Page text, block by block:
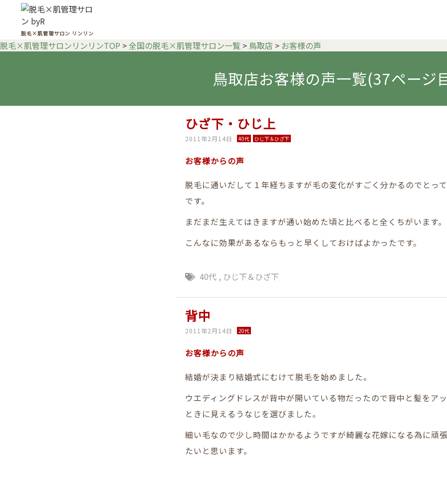
脱毛×肌管理サロン リンリン
脱毛×肌管理サロンリンリンTOP >全国の脱毛×肌管理サロン一覧 > 鳥取店 > お客様の声
鳥取店お客様の声一覧(37ページ
ひざ下・ひじ上
2011年2月14日 40代 ひじ下＆ひざ下
お客様からの声
脱毛に通いだして１年経ちますが毛の変化がすごく分かるのでとっ
です。
まだまだ生えてはきますが通い始めた頃と比べると全くちがいます。
こんなに効果があるならもっと早くしておけばよかったです。
40代 , ひじ下＆ひざ下
背中
2011年2月14日 20代
お客様からの声
結婚が決まり結婚式にむけて脱毛を始めました。
ウエディングドレスが背中が開いている物だったので背中と髪をア
ときに見えるうなじを選びました。
細い毛なので少し時間はかかるようですが綺麗な花嫁になる為に頑
たいと思います。